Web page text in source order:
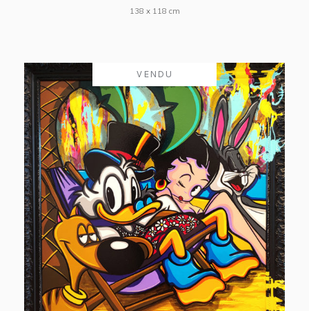
138 x 118 cm
VENDU